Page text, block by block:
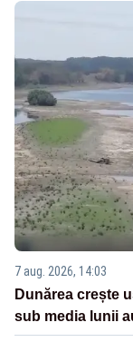
7 aug. 2026, 14:03
Dunărea crește
sub media lunii